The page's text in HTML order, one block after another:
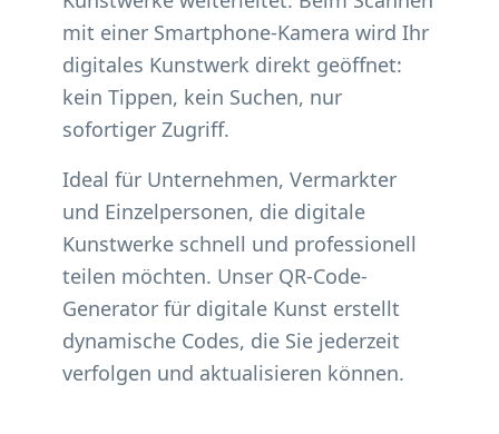
mit einer Smartphone-Kamera wird Ihr
digitales Kunstwerk direkt geöffnet:
kein Tippen, kein Suchen, nur
sofortiger Zugriff.
Ideal für Unternehmen, Vermarkter
und Einzelpersonen, die digitale
Kunstwerke schnell und professionell
teilen möchten. Unser QR-Code-
Generator für digitale Kunst erstellt
dynamische Codes, die Sie jederzeit
verfolgen und aktualisieren können.